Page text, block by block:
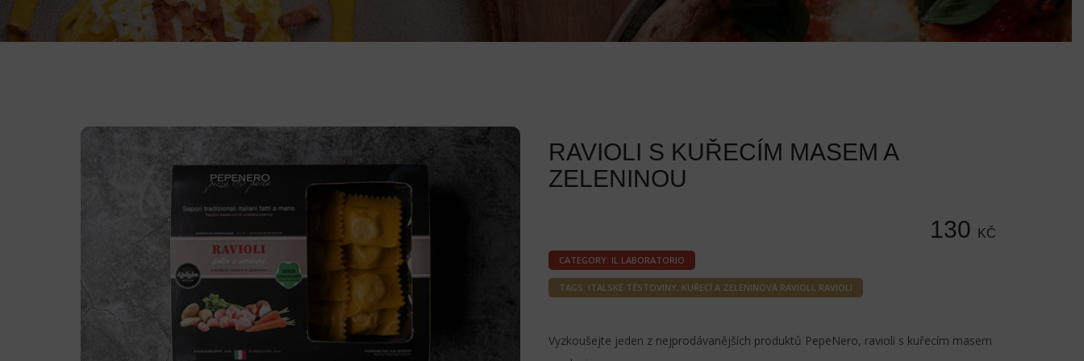
RAVIOLI S KUŘECÍM MASEM A
ZELENINOU
130
KČ
CATEGORY: IL LABORATORIO
TAGS: ITALSKÉ TĚSTOVINY, KUŘECÍ A ZELENINOVÁ RAVIOLI, RAVIOLI
Vyzkoušejte jeden z nejprodávanějších produktů PepeNero, ravioli s kuřecím masem